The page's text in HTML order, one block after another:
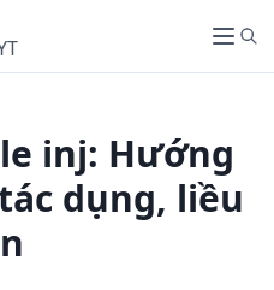
M
e
S
e
inj: Hướng
dụng, liều